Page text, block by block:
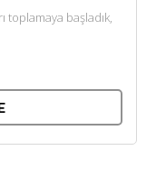
toplamaya başladık,